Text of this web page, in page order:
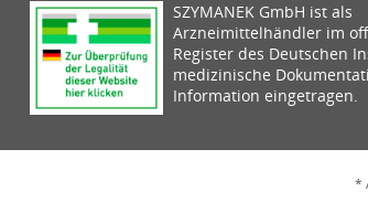
SZYMANEK GmbH ist als
Arzneimittelhändler im
Register des Deutschen
medizinische
Information eingetragen.
*